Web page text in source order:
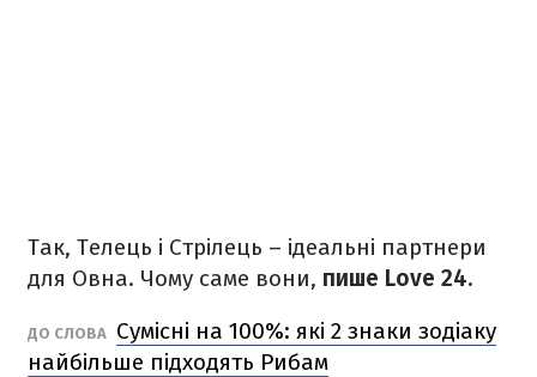
Так, Телець і Стрілець – ідеальні партнери
для Овна. Чому саме вони, пише Love 24.
ДО СЛОВА Сумісні на 100%: які 2 знаки зодіаку
найбільше підходять Рибам